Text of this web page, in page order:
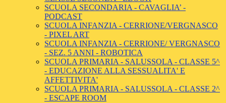
SCUOLA SECONDARIA - CAVAGLIA’ -
PODCAST
SCUOLA INFANZIA - CERRIONE/VERGNASCO
- PIXEL ART
SCUOLA INFANZIA - CERRIONE/ VERGNASCO
- SEZ. 5 ANNI - ROBOTICA
SCUOLA PRIMARIA - SALUSSOLA - CLASSE 5^
- EDUCAZIONE ALLA SESSUALITA' E
AFFETTIVITA'
SCUOLA PRIMARIA - SALUSSOLA - CLASSE 2^
- ESCAPE ROOM